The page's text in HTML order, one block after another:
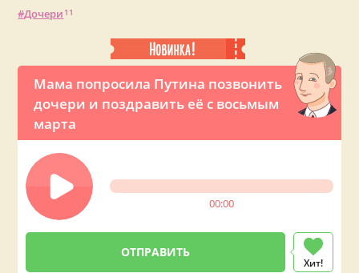
Мама попросила Путина позвонить
дочери и поздравить её с восьмым
марта
00:00
Хит!
Дочери 11